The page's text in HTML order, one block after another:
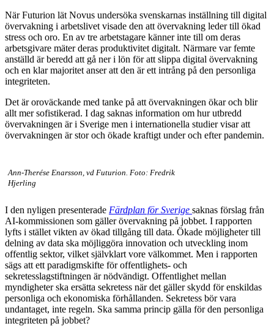
När Futurion lät Novus undersöka svenskarnas inställning till digital
övervakning i arbetslivet visade den att övervakning leder till ökad
stress och oro. En av tre arbetstagare känner inte till om deras
arbetsgivare mäter deras produktivitet digitalt. Närmare var femte
anställd är beredd att gå ner i lön för att slippa digital övervakning
och en klar majoritet anser att den är ett intrång på den personliga
integriteten.
Det är oroväckande med tanke på att övervakningen ökar och blir
allt mer sofistikerad. I dag saknas information om hur utbredd
övervakningen är i Sverige men i internationella studier visar att
övervakningen är stor och ökade kraftigt under och efter pandemin.
Ann-Therése Enarsson, vd Futurion. Foto: Fredrik
Hjerling
I den nyligen presenterade Färdplan för Sverige saknas förslag från
AI-kommissionen som gäller övervakning på jobbet. I rapporten
lyfts i stället vikten av ökad tillgång till data. Ökade möjligheter till
delning av data ska möjliggöra innovation och utveckling inom
offentlig sektor, vilket självklart vore välkommet. Men i rapporten
sägs att ett paradigmskifte för offentlighets- och
sekretesslagstiftningen är nödvändigt. Offentlighet mellan
myndigheter ska ersätta sekretess när det gäller skydd för enskildas
personliga och ekonomiska förhållanden. Sekretess bör vara
undantaget, inte regeln. Ska samma princip gälla för den personliga
integriteten på jobbet?